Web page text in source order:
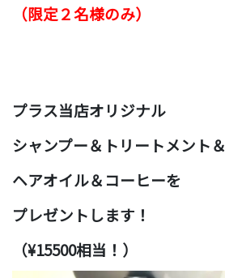
（限定２名様のみ）
プラス当店オリジナル
シャンプー＆ トリートメント＆
ヘアオイル＆コーヒーを
プレゼントします！
（¥15500相当！）